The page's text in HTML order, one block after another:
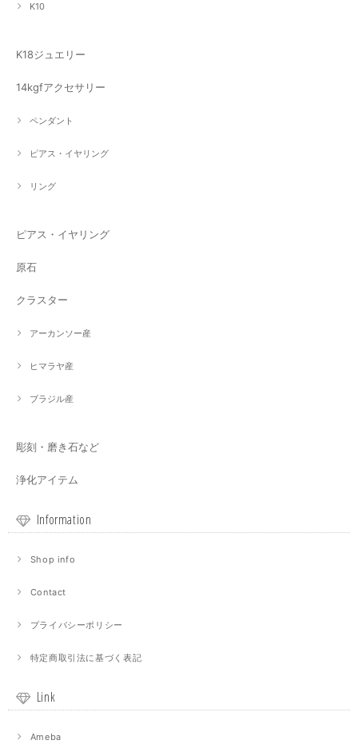
K10
K18ジュエリー
14kgfアクセサリー
ペンダント
ピアス・イヤリング
リング
ピアス・イヤリング
原石
クラスター
アーカンソー産
ヒマラヤ産
ブラジル産
彫刻・磨き石など
浄化アイテム
Information
Shop info
Contact
プライバシーポリシー
特定商取引法に基づく表記
Link
Ameba